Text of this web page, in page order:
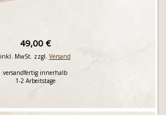
49,00 €
inkl. MwSt. zzgl. Versand
versandfertig innerhalb
1-2 Arbeitstage